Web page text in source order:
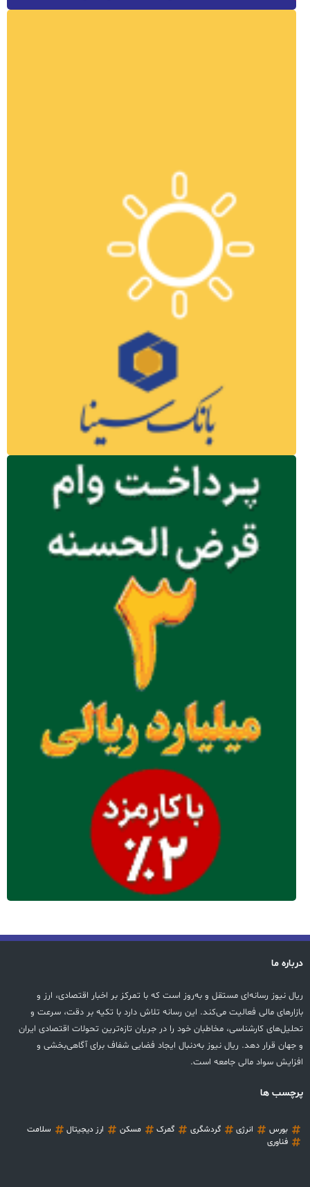
درباره ما
ریال نیوز رسانه‌ای مستقل و به‌روز است که با تمرکز بر اخبار اقتصادی، ارز و
بازارهای مالی فعالیت می‌کند. این رسانه تلاش دارد با تکیه بر دقت، سرعت و
تحلیل‌های کارشناسی، مخاطبان خود را در جریان تازه‌ترین تحولات اقتصادی ایران
و جهان قرار دهد. ریال نیوز به‌دنبال ایجاد فضایی شفاف برای آگاهی‌بخشی و
افزایش سواد مالی جامعه است.
پرچسب ها
بورس انرژی گردشگری گمرک مسکن ارز دیجیتال
سلامت
فناوری